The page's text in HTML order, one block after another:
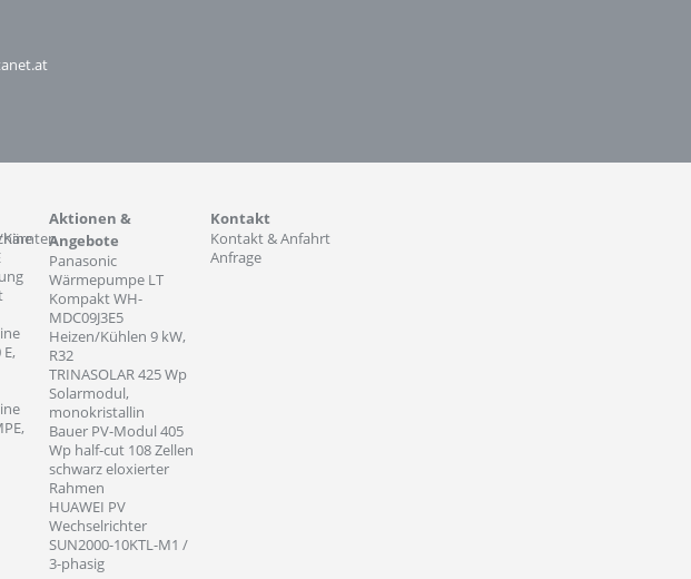
Aktionen &
Angebote
Panasonic
Wärmepumpe LT
Kompakt WH-
MDC09J3E5
Heizen/Kühlen 9 kW,
R32
TRINASOLAR 425 Wp
Solarmodul,
monokristallin
Bauer PV-Modul 405
Wp half-cut 108 Zellen
schwarz eloxierter
Rahmen
HUAWEI PV
Wechselrichter
SUN2000-10KTL-M1 /
3-phasig
Kontakt
Kontakt & Anfahrt
Anfrage